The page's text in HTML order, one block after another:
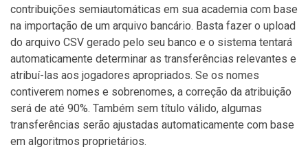
contribuições semiautomáticas em sua academia com base
na importação de um arquivo bancário. Basta fazer o upload
do arquivo CSV gerado pelo seu banco e o sistema tentará
automaticamente determinar as transferências relevantes e
atribuí-las aos jogadores apropriados. Se os nomes
contiverem nomes e sobrenomes, a correção da atribuição
será de até 90%. Também sem título válido, algumas
transferências serão ajustadas automaticamente com base
em algoritmos proprietários.